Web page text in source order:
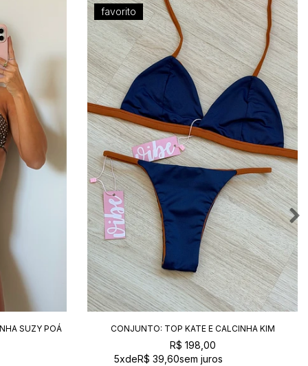
SUZY POÁ
favorito
CONJUNTO: TOP KATE E CALCINHA KIM
NAVY+TERRA
R$ 198,00
5xdeR$ 39,60sem juros